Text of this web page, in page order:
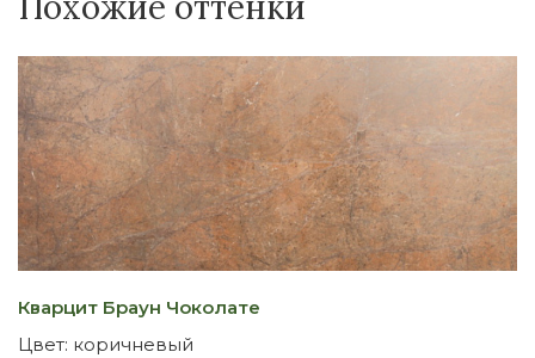
Кварцит Браун Чоколате
Цвет: коричневый